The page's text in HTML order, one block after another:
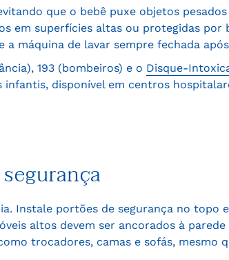
que o bebê puxe objetos
em superfícies altas ou protegidas por
máquina de lavar sempre fechada
193 (bombeiros) e o Disque-
disponível em centros
Instale portões de segurança no topo
altos devem ser ancorados à
trocadores, camas e sofás, mesmo